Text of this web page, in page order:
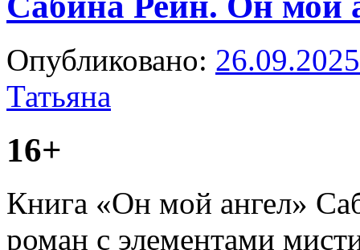
Опубликовано: 26.09.2025
Татьяна
16+
Книга «Он мой ангел»
роман с элементами